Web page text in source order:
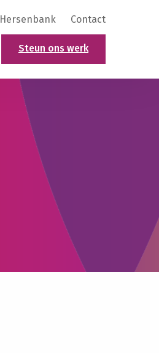
Hersenbank Contact
Steun ons werk